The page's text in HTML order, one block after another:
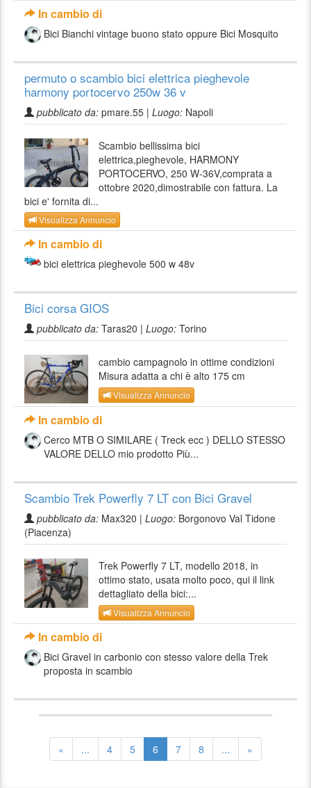
In cambio di
Bici Bianchi vintage buono stato oppure Bici Mosquito
permuto o scambio bici elettrica pieghevole
harmony portocervo 250w 36 v
pubblicato da: pmare.55 | Luogo: Napoli
Scambio bellissima bici
elettrica,pieghevole, HARMONY
PORTOCERVO, 250 W-36V,comprata a
ottobre 2020,dimostrabile con fattura. La
bici e' fornita di...
Visualizza Annuncio
In cambio di
bici elettrica pieghevole 500 w 48v
Bici corsa GIOS
pubblicato da: Taras20 | Luogo: Torino
cambio campagnolo in ottime condizioni
Misura adatta a chi è alto 175 cm
Visualizza Annuncio
In cambio di
Cerco MTB O SIMILARE ( Treck ecc ) DELLO STESSO
VALORE DELLO mio prodotto Più...
Scambio Trek Powerfly 7 LT con Bici Gravel
pubblicato da: Max320 | Luogo: Borgonovo Val Tidone
(Piacenza)
Trek Powerfly 7 LT, modello 2018, in
ottimo stato, usata molto poco, qui il link
dettagliato della bici:...
Visualizza Annuncio
In cambio di
Bici Gravel in carbonio con stesso valore della Trek
proposta in scambio
« ... 4 5 6 7 8 ... »